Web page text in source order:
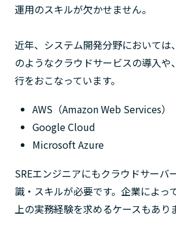
運用のスキルが欠かせません。
近年、システム開発分野においては
のようなクラウドサービスの導入や
行をおこなっています。
AWS（Amazon Web Services）
Google Cloud
Microsoft Azure
SREエンジニアにもクラウドサーバ
識・スキルが必要です。企業によっ
上の実務経験を求めるケースもあり